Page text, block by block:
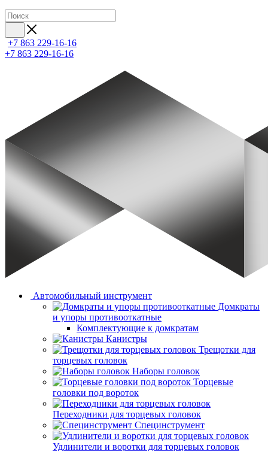
+7 863 229-16-16
+7 863 229-16-16
Автомобильный инструмент
Домкраты
и упоры противооткатные
Комплектующие к домкратам
Канистры
Трещотки для
торцевых головок
Наборы головок
Торцевые
головки под вороток
Переходники для торцевых головок
Специнструмент
Удлинители и воротки для торцевых головок